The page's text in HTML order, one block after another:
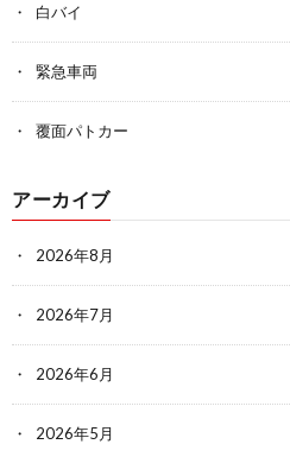
白バイ
緊急車両
覆面パトカー
アーカイブ
2026年8月
2026年7月
2026年6月
2026年5月